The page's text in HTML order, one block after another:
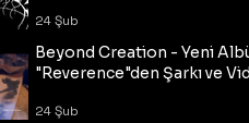
24 Şub
Beyond Creation - Yeni
"Reverence"den Şarkı ve
24 Şub